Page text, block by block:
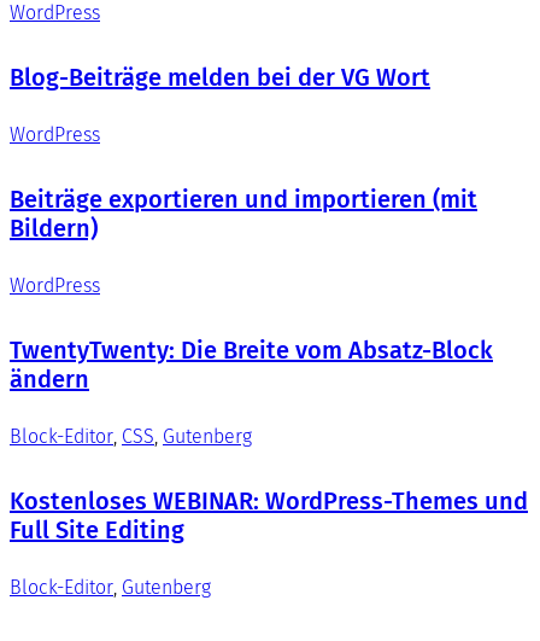
WordPress
Blog-Beiträge melden bei der VG Wort
WordPress
Beiträge exportieren und importieren (mit
Bildern)
WordPress
TwentyTwenty: Die Breite vom Absatz-Block
ändern
Block-Editor, CSS, Gutenberg
Kostenloses WEBINAR: WordPress-Themes und
Full Site Editing
Block-Editor, Gutenberg